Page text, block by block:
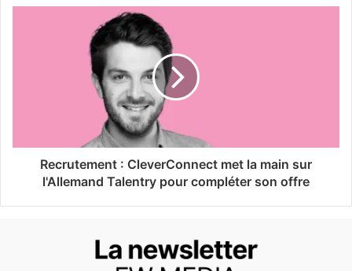
Recrutement : CleverConnect met la main sur
l'Allemand Talentry pour compléter son offre